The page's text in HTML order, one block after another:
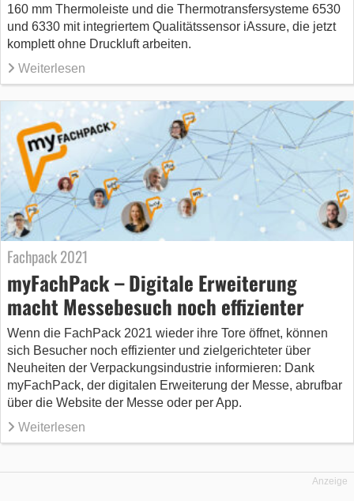
160 mm Thermoleiste und die Thermotransfersysteme 6530
und 6330 mit integriertem Qualitätssensor iAssure, die jetzt
komplett ohne Druckluft arbeiten.
Weiterlesen
Fachpack 2021
myFachPack – Digitale Erweiterung
macht Messebesuch noch effizienter
Wenn die FachPack 2021 wieder ihre Tore öffnet, können
sich Besucher noch effizienter und zielgerichteter über
Neuheiten der Verpackungsindustrie informieren: Dank
myFachPack, der digitalen Erweiterung der Messe, abrufbar
über die Website der Messe oder per App.
Weiterlesen
Anzeige